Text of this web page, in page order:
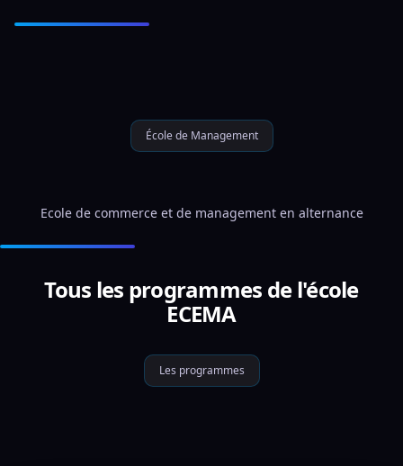
École de Management
Ecole de commerce et de management en alternance
Tous les programmes de l'école
ECEMA
Les programmes